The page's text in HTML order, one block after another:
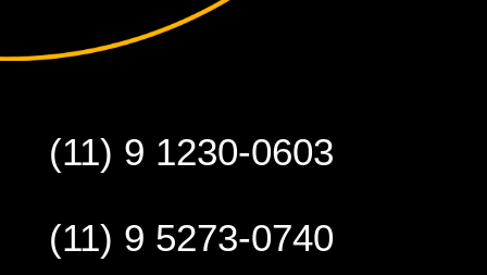
(11) 9 1230-0603
(11) 9 5273-0740